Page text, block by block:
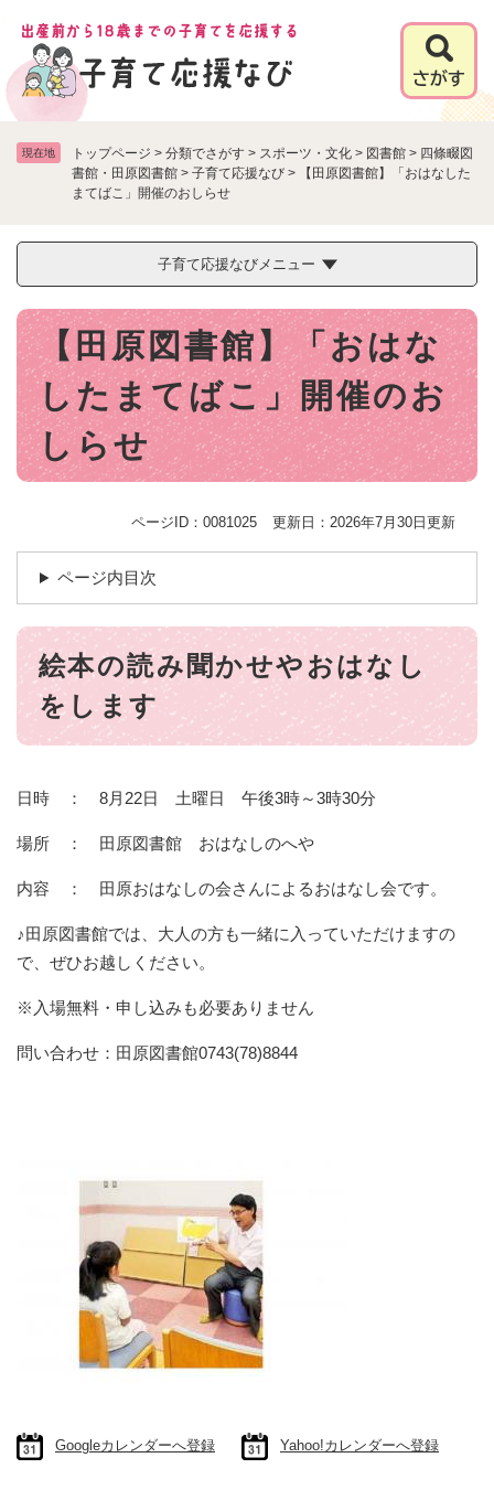
の
先
現在地 トップページ > 分類でさがす > スポーツ・文化 > 図書館 > 四條畷図
書館・田原図書館 > 子育て応援なび >
【田原図書館】「おはなした
まてばこ」開催のおしらせ
子育て応援なびメニュー
本
文 【田原図書館】「おはな
したまてばこ」開催のお
しらせ
ページID：0081025 更新日：2026年7月30日更新
ページ内目次
絵本の読み聞かせやおはなし
をします
日時 ： 8月22日 土曜日 午後3時～3時30分
場所 ： 田原図書館 おはなしのへや
内容 ： 田原おはなしの会さんによるおはなし会です。
♪田原図書館では、大人の方も一緒に入っていただけますの
で、ぜひお越しください。
※入場無料・申し込みも必要ありません
問い合わせ：田原図書館0743(78)8844
Googleカレンダーへ登録 Yahoo!カレンダーへ登録